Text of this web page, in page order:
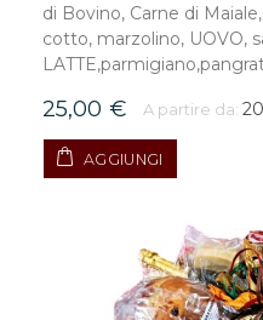
di Bovino, Carne di
cotto, marzolino, UOVO,
25,00 € A partire da:
AGGIUNGI